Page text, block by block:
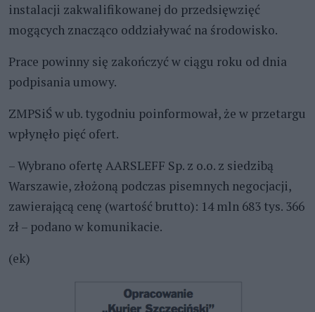
instalacji zakwalifikowanej do przedsięwzięć
mogących znacząco oddziaływać na środowisko.
Prace powinny się zakończyć w ciągu roku od dnia
podpisania umowy.
ZMPSiŚ w ub. tygodniu poinformował, że w przetargu
wpłynęło pięć ofert.
– Wybrano ofertę AARSLEFF Sp. z o.o. z siedzibą
Warszawie, złożoną podczas pisemnych negocjacji,
zawierającą cenę (wartość brutto): 14 mln 683 tys. 366
zł – podano w komunikacie.
(ek)